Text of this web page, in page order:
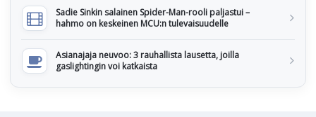
Sadie Sinkin salainen Spider-Man-rooli paljastui –
hahmo on keskeinen MCU:n tulevaisuudelle
Asianajaja neuvoo: 3 rauhallista lausetta, joilla
gaslightingin voi katkaista